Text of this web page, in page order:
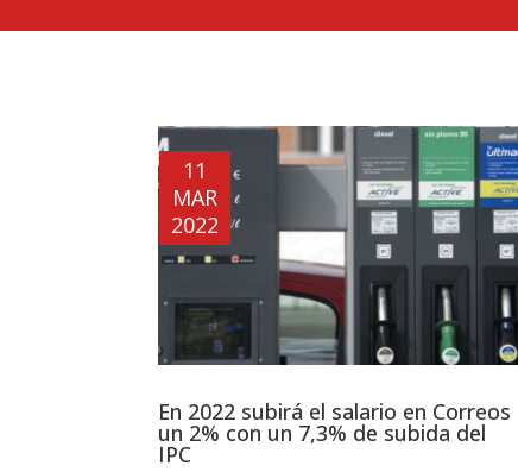
En 2022 subirá el salario en Correos
un 2% con un 7,3% de subida del
IPC
11
MAR
2022